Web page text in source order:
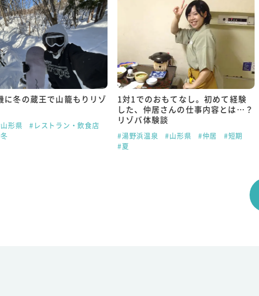
に冬の蔵王で山籠もりリゾ
形県
#レストラン・飲食店
1対1でのおもてなし。初めて経験
した、仲居さんの仕事内容とは…？
リゾバ体験談
#湯野浜温泉 #山形県 #仲居
#短期
#夏